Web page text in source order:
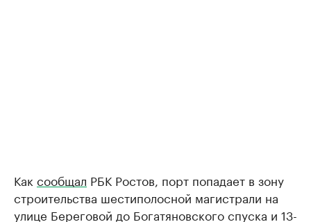
Как сообщал РБК Ростов, порт попадает в зону
строительства шестиполосной магистрали на
улице Береговой до Богатяновского спуска и 13-